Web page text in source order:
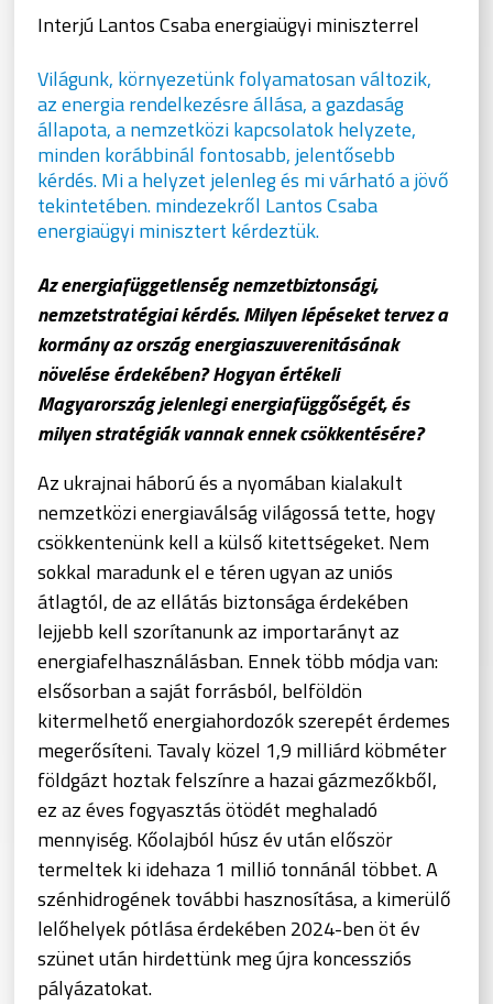
Interjú Lantos Csaba energiaügyi miniszterrel
Világunk, környezetünk folyamatosan változik,
az energia rendelkezésre állása, a gazdaság
állapota, a nemzetközi kapcsolatok helyzete,
minden korábbinál fontosabb, jelentősebb
kérdés. Mi a helyzet jelenleg és mi várható a jövő
tekintetében. mindezekről Lantos Csaba
energiaügyi minisztert kérdeztük.
Az energiafüggetlenség nemzetbiztonsági,
nemzetstratégiai kérdés. Milyen lépéseket tervez a
kormány az ország energiaszuverenitásának
növelése érdekében? Hogyan értékeli
Magyarország jelenlegi energiafüggőségét, és
milyen stratégiák vannak ennek csökkentésére?
Az ukrajnai háború és a nyomában kialakult
nemzetközi energiaválság világossá tette, hogy
csökkentenünk kell a külső kitettségeket. Nem
sokkal maradunk el e téren ugyan az uniós
átlagtól, de az ellátás biztonsága érdekében
lejjebb kell szorítanunk az importarányt az
energiafelhasználásban. Ennek több módja van:
elsősorban a saját forrásból, belföldön
kitermelhető energiahordozók szerepét érdemes
megerősíteni. Tavaly közel 1,9 milliárd köbméter
földgázt hoztak felszínre a hazai gázmezőkből,
ez az éves fogyasztás ötödét meghaladó
mennyiség. Kőolajból húsz év után először
termeltek ki idehaza 1 millió tonnánál többet. A
szénhidrogének további hasznosítása, a kimerülő
lelőhelyek pótlása érdekében 2024-ben öt év
szünet után hirdettünk meg újra koncessziós
pályázatokat.